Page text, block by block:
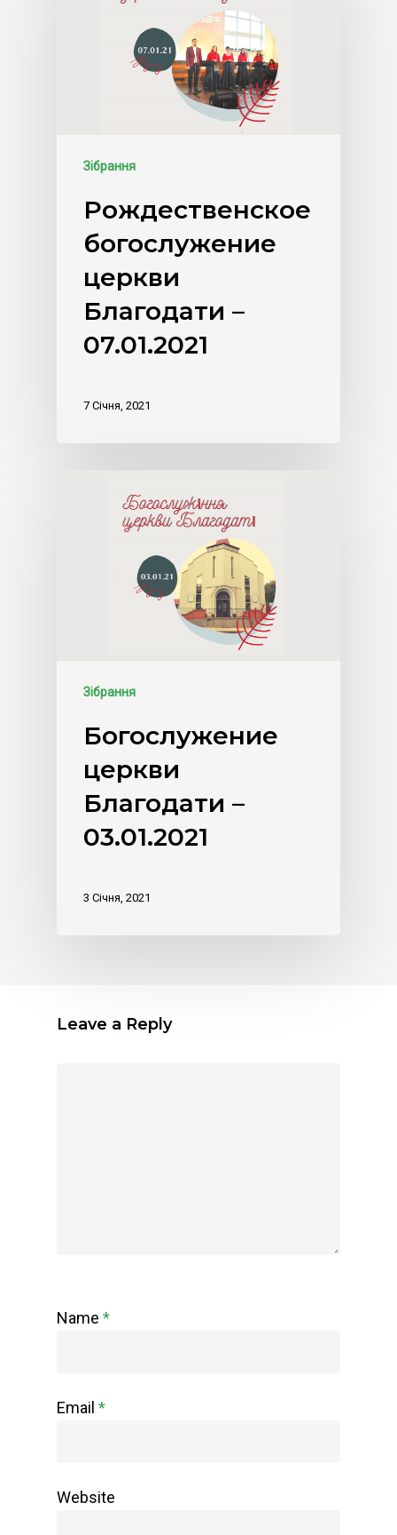
Зібрання
Рождественское
богослужение
церкви
Благодати –
07.01.2021
7 Січня, 2021
Зібрання
Богослужение
церкви
Благодати –
03.01.2021
3 Січня, 2021
Leave a Reply
Name *
Email *
Website